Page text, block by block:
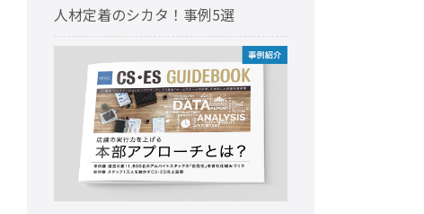
人材定着のシカタ！事例5選